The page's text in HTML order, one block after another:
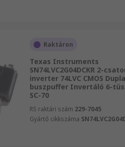
Raktáron
Texas Instruments
SN74LVC2G04DCKR 2-
inverter 74LVC CMOS Dupla
buszpuffer Invertáló 6-
SC-70
RS raktári szám 229-7045
Gyártó cikkszáma